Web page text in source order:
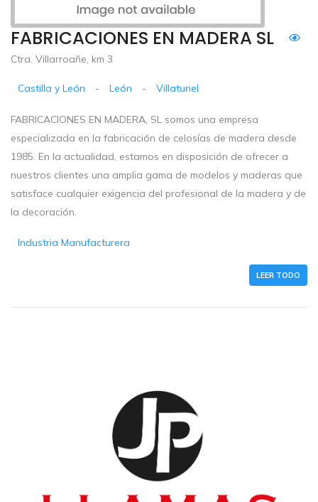
FABRICACIONES EN MADERA SL
Ctra. Villarroañe, km 3
Castilla y León - León - Villaturiel
FABRICACIONES EN MADERA, SL somos una empresa
especializada en la fabricación de celosías de madera desde
1985. En la actualidad, estamos en disposición de ofrecer a
nuestros clientes una amplia gama de modelos y maderas que
satisface cualquier exigencia del profesional de la madera y de
la decoración.
Industria Manufacturera
LEER TODO